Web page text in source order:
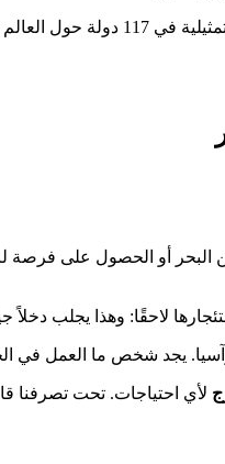
من البحر أو الحصول على
لاحقًا: وهذا يجلب دخلاً
وآسيا. يجد شخص ما العمل
لأي احتياجات. تحت تصرفنا